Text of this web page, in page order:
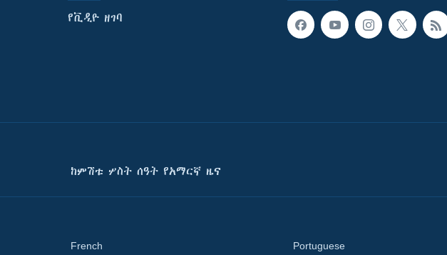
የቪዲዮ ዘገባ
ከምሽቱ ሦስት ሰዓት የአማርኛ ዜና
French Portuguese